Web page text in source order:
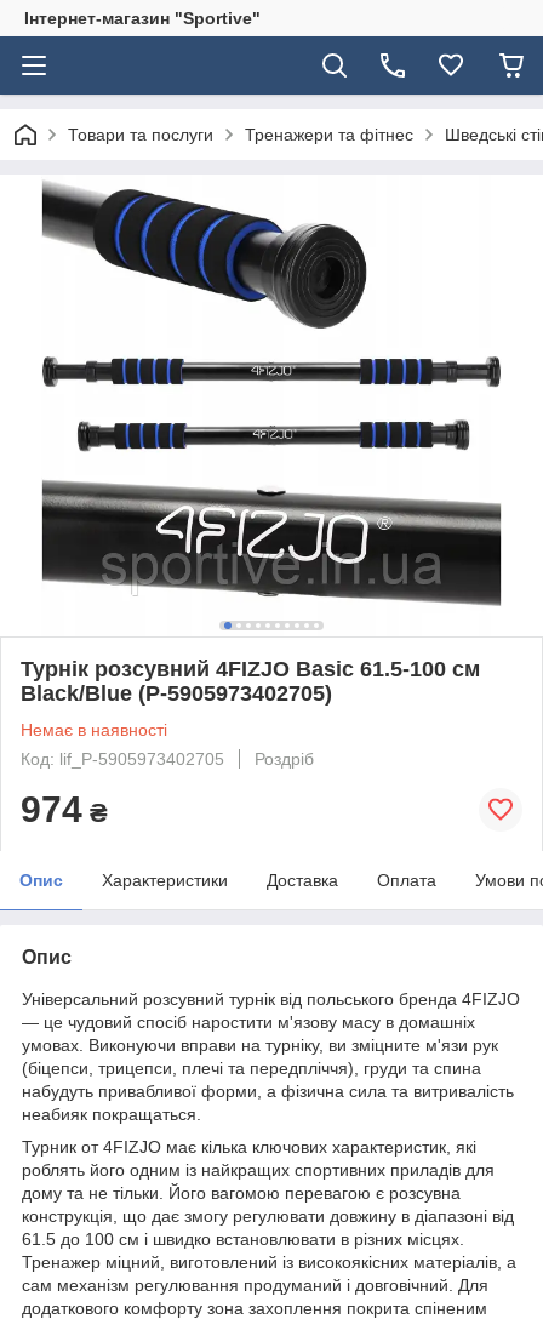
Інтернет-магазин "Sportive"
Товари та послуги Тренажери та фітнес Шведські
Турнік розсувний 4FIZJO Basic 61.5-100 см
Black/Blue (P-5905973402705)
Немає в наявності
Код: lif_P-5905973402705
Роздріб
974 ₴
Опис Характеристики Доставка Оплата Умови
Опис
Універсальний розсувний турнік від польського бренда 4FIZJO
— це чудовий спосіб наростити м'язову масу в домашніх
умовах. Виконуючи вправи на турніку, ви зміцните м'язи рук
(біцепси, трицепси, плечі та передпліччя), груди та спина
набудуть привабливої форми, а фізична сила та витривалість
неабияк покращаться.
Турник от4FIZJO має кілька ключових характеристик, які
роблять його одним із найкращих спортивних приладів для
дому та не тільки. Його вагомою перевагою є розсувна
конструкція, що дає змогу регулювати довжину в діапазоні від
61.5 до 100 см і швидко встановлювати в різних місцях.
Тренажер міцний, виготовлений із високоякісних матеріалів, а
сам механізм регулювання продуманий і довговічний. Для
додаткового комфорту зона захоплення покрита спіненим